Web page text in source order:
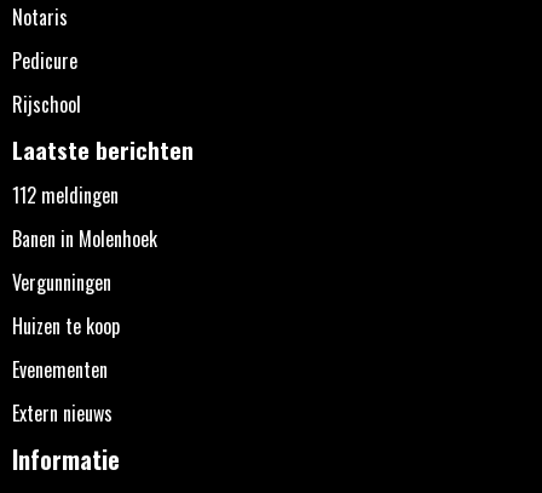
Notaris
Pedicure
Rijschool
Laatste berichten
112 meldingen
Banen in Molenhoek
Vergunningen
Huizen te koop
Evenementen
Extern nieuws
Informatie